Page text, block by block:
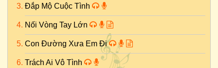
Đắp Mộ Cuộc Tình
Nối Vòng Tay Lớn
Con Đường Xưa Em Đi
Trách Ai Vô Tình